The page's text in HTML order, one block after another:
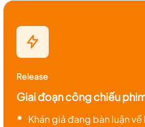
Release
Giai đoạn công chiếu
Khán giả đang bàn luận về